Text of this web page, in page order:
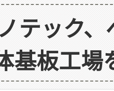
テック
基板工場